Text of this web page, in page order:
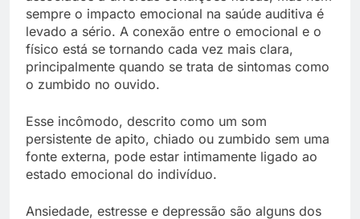
sempre o impacto emocional na saúde auditiva é
levado a sério. A conexão entre o emocional e o
físico está se tornando cada vez mais clara,
principalmente quando se trata de sintomas como
o zumbido no ouvido.
Esse incômodo, descrito como um som
persistente de apito, chiado ou zumbido sem uma
fonte externa, pode estar intimamente ligado ao
estado emocional do indivíduo.
Ansiedade, estresse e depressão são alguns dos